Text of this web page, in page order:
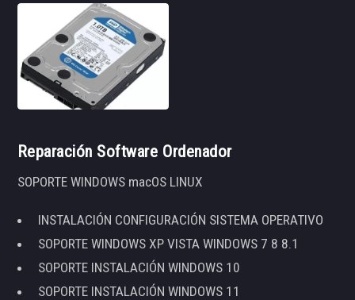
Reparación Software Ordenador
SOPORTE WINDOWS macOS LINUX
INSTALACIÓN CONFIGURACIÓN SISTEMA OPERATIVO
SOPORTE WINDOWS XP VISTA WINDOWS 7 8 8.1
SOPORTE INSTALACIÓN WINDOWS 10
SOPORTE INSTALACIÓN WINDOWS 11